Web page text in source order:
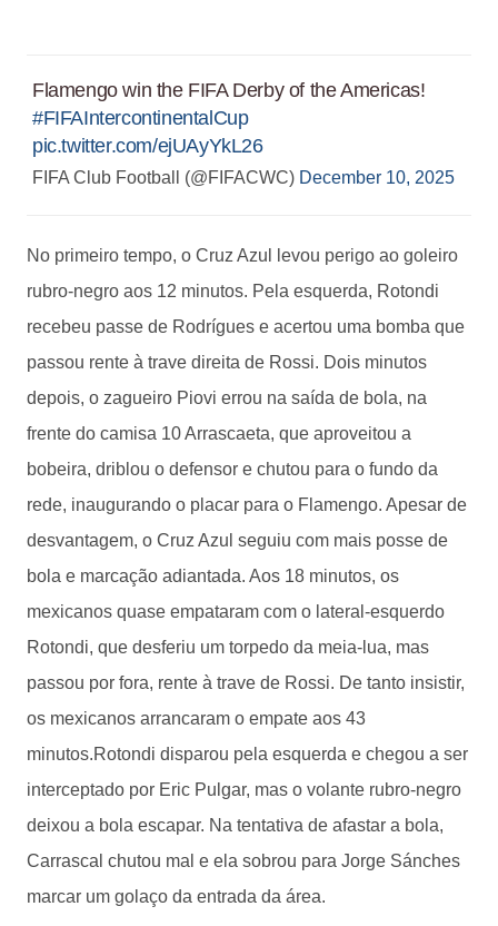
Flamengo win the FIFA Derby of the Americas!
#FIFAIntercontinentalCup
pic.twitter.com/ejUAyYkL26
FIFA Club Football (@FIFACWC) December 10, 2025
No primeiro tempo, o Cruz Azul levou perigo ao goleiro
rubro-negro aos 12 minutos. Pela esquerda, Rotondi
recebeu passe de Rodrígues e acertou uma bomba que
passou rente à trave direita de Rossi. Dois minutos
depois, o zagueiro Piovi errou na saída de bola, na
frente do camisa 10 Arrascaeta, que aproveitou a
bobeira, driblou o defensor e chutou para o fundo da
rede, inaugurando o placar para o Flamengo. Apesar de
desvantagem, o Cruz Azul seguiu com mais posse de
bola e marcação adiantada. Aos 18 minutos, os
mexicanos quase empataram com o lateral-esquerdo
Rotondi, que desferiu um torpedo da meia-lua, mas
passou por fora, rente à trave de Rossi. De tanto insistir,
os mexicanos arrancaram o empate aos 43
minutos.Rotondi disparou pela esquerda e chegou a ser
interceptado por Eric Pulgar, mas o volante rubro-negro
deixou a bola escapar. Na tentativa de afastar a bola,
Carrascal chutou mal e ela sobrou para Jorge Sánches
marcar um golaço da entrada da área.